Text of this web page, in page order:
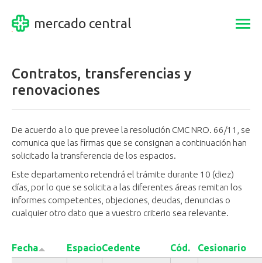
mercado central
Contratos, transferencias y
renovaciones
De acuerdo a lo que prevee la resolución CMC NRO. 66/11, se
comunica que las firmas que se consignan a continuación han
solicitado la transferencia de los espacios.
Este departamento retendrá el trámite durante 10 (diez)
días, por lo que se solicita a las diferentes áreas remitan los
informes competentes, objeciones, deudas, denuncias o
cualquier otro dato que a vuestro criterio sea relevante.
Fecha EspacioCedente Cód. Cesionario